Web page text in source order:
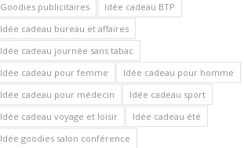
Goodies publicitaires
Idée cadeau BTP
Idée cadeau bureau et affaires
Idée cadeau journée sans tabac
Idée cadeau pour femme
Idée cadeau pour homme
Idée cadeau pour médecin
Idée cadeau sport
Idée cadeau voyage et loisir
Idée cadeau été
Idée goodies salon conférence